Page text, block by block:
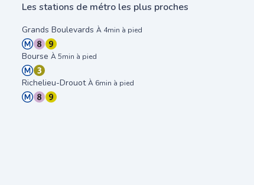
Les stations de métro les plus proches
Grands Boulevards À 4min à pied
Bourse À 5min à pied
Richelieu-Drouot À 6min à pied